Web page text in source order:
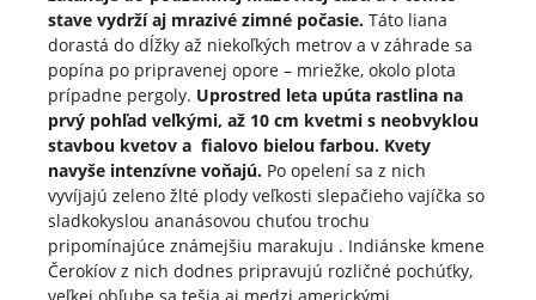
stave vydrží aj mrazivé zimné počasie.Táto liana
dorastá do dĺžky až niekoľkých metrov a v záhrade sa
popína po pripravenej opore – mriežke, okolo plota
prípadne pergoly. Uprostred leta upúta rastlina na
prvý pohľad veľkými, až 10 cm kvetmi s neobvyklou
stavbou kvetov a fialovo bielou farbou. Kvety
navyše intenzívne voňajú. Po opelení sa z nich
vyvíjajú zeleno žlté plody veľkosti slepačieho vajíčka so
sladkokyslou ananásovou chuťou trochu
pripomínajúce známejšiu marakuju . Indiánske kmene
Čerokíov z nich dodnes pripravujú rozličné pochúťky,